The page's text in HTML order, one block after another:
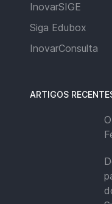
InovarSIGE
Siga Edubox
InovarConsulta
ARTIGOS